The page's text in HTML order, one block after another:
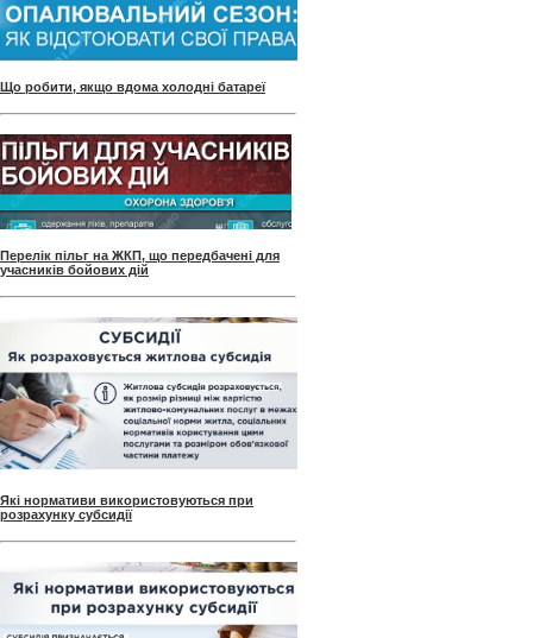
Що робити, якщо вдома холодні батареї
Перелік пільг на ЖКП, що передбачені для
учасників бойових дій
Які нормативи використовуються при
розрахунку субсидії